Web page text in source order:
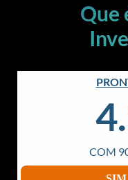
Que
COM